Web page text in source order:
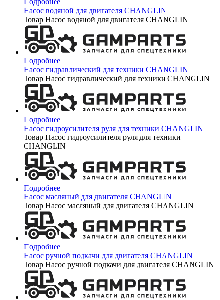
Насос водяной для двигателя CHANGLIN
Товар Насос водяной для двигателя CHANGLIN
Подробнее
Насос гидравлический для техники CHANGLIN
Товар Насос гидравлический для техники CHANGLIN
Подробнее
Насос гидроусилителя руля для техники CHANGLIN
Товар Насос гидроусилителя руля для техники
CHANGLIN
Подробнее
Насос масляный для двигателя CHANGLIN
Товар Насос масляный для двигателя CHANGLIN
Подробнее
Насос ручной подкачи для двигателя CHANGLIN
Товар Насос ручной подкачи для двигателя CHANGLIN